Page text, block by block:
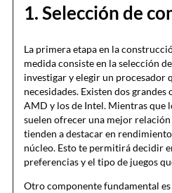
1. Selección de
La primera etapa en la
medida consiste en la selección
investigar y elegir un procesador
necesidades. Existen dos
AMD y los de Intel. Mientras que
suelen ofrecer una mejor
tienden a destacar en
núcleo. Esto te permitirá decidir
preferencias y el tipo de juegos
Otro componente fundamental